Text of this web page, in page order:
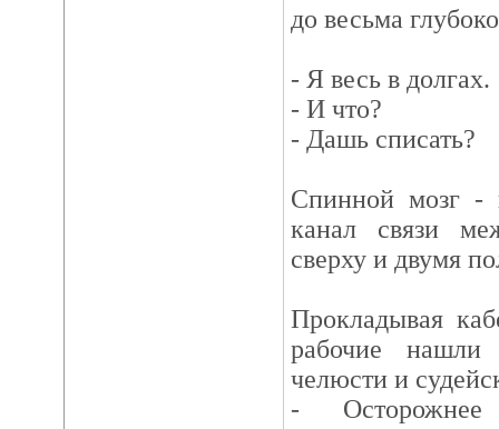
до весьма
- Я весь в долгах.
- И что?
- Дашь списать?
Спинной мозг -
канал связи
сверху и двумя
Прокладывая
рабочие
челюсти и
-